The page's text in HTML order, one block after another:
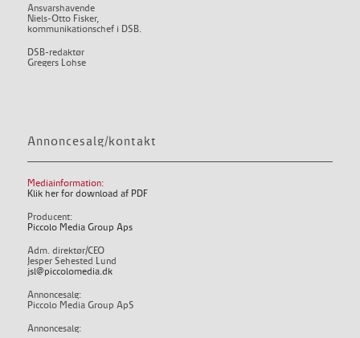
Ansvarshavende
Niels-Otto Fisker,
kommunikationschef i DSB.
DSB-redaktør
Gregers Lohse
Annoncesalg/kontakt
Mediainformation:
Klik her for download af PDF
Producent:
Piccolo Media Group Aps
Adm. direktør/CEO
Jesper Sehested Lund
jsl@piccolomedia.dk
Annoncesalg:
Piccolo Media Group ApS
Annoncesalg: